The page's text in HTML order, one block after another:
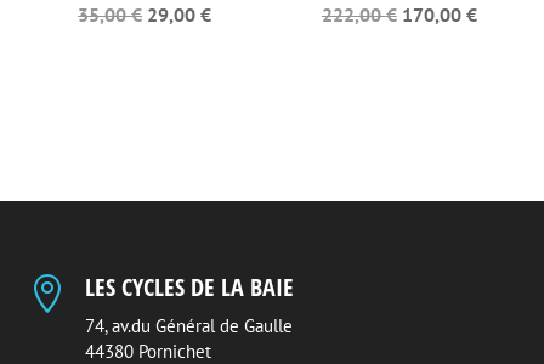
35,00€ Le
29,00€Le
222,00€ Le
170,00 €Le
 LES CYCLES DE LA BAIE
74, av.du Général de Gaulle
44380 Pornichet